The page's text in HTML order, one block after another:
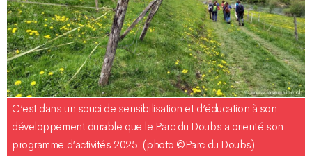
C’est dans un souci de sensibilisation et d’éducation à son
développement durable que le Parc du Doubs a orienté son
programme d’activités 2025. (photo ©Parc du Doubs)